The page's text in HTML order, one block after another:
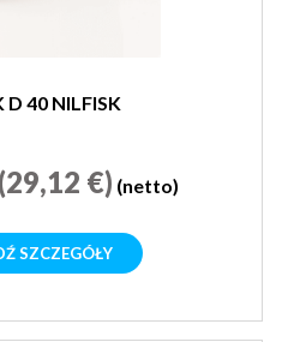
D 40 NILFISK
(29,12 €) (netto)
SZCZEGÓŁY